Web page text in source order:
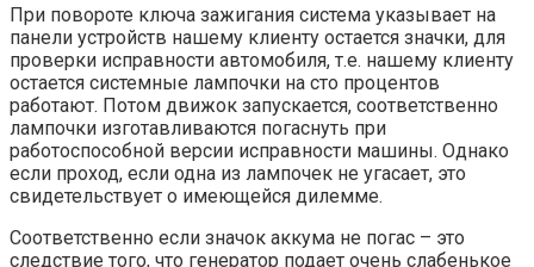
При повороте ключа зажигания система указывает на
панели устройств нашему клиенту остается значки, для
проверки исправности автомобиля, т.е. нашему клиенту
остается системные лампочки на сто процентов
работают. Потом движок запускается, соответственно
лампочки изготавливаются погаснуть при
работоспособной версии исправности машины. Однако
если проход, если одна из лампочек не угасает, это
свидетельствует о имеющейся дилемме.
Соответственно если значок аккума не погас – это
следствие того, что генератор подает очень слабенькое